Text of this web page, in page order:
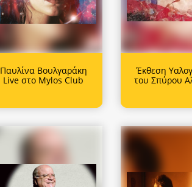
Παυλίνα Βουλγαράκη
Live στο Mylos Club
Έκθεση
του Σπύρου